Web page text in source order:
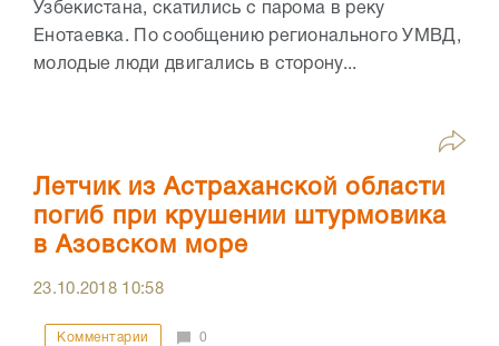
Узбекистана, скатились с парома в реку
Енотаевка. По сообщению регионального УМВД,
молодые люди двигались в сторону...
Летчик из Астраханской области
погиб при крушении штурмовика
в Азовском море
23.10.2018 10:58
Комментарии 0